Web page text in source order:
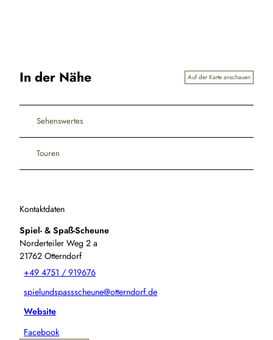
In der Nähe Auf der Karte anschauen
Sehenswertes
Touren
Kontaktdaten
Spiel- & Spaß-Scheune
Norderteiler Weg 2 a
21762 Otterndorf
+49 4751 / 919676
spielundspassscheune@otterndorf.de
Website
Facebook